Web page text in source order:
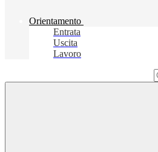
Orientamento
Entrata
Uscita
Lavoro